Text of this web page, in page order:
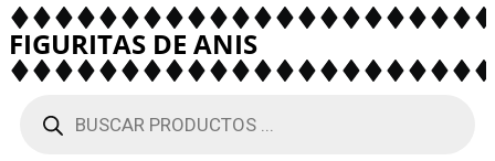
FIGURITAS DE ANIS